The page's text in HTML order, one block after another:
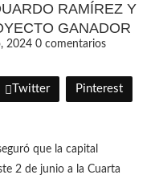
RAMÍREZ Y
GANADOR
2024 0 comentarios
Twitter Pinterest
que la capital
2 de junio a la Cuarta